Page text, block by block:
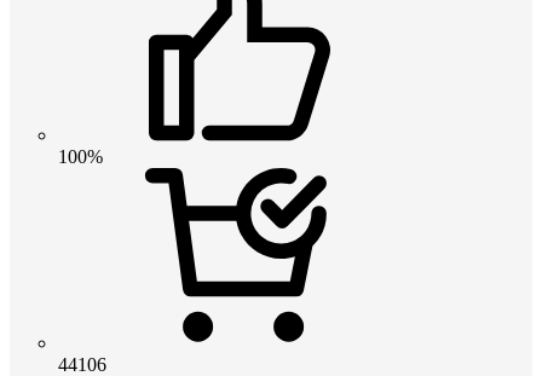
100%
44106